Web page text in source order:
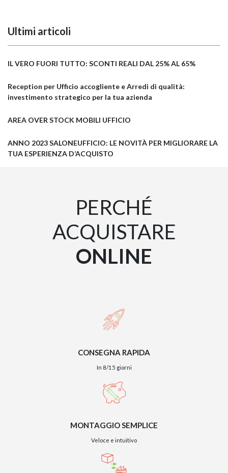
Ultimi articoli
IL VERO FUORI TUTTO: SCONTI REALI DAL 25% AL 65%
Reception per Ufficio accogliente e Arredi di qualità:
investimento strategico per la tua azienda
AREA OVER STOCK MOBILI UFFICIO
ANNO 2023 SALONEUFFICIO: LE NOVITÀ PER MIGLIORARE LA
TUA ESPERIENZA D’ACQUISTO
PERCHÉ
ACQUISTARE
ONLINE
CONSEGNA RAPIDA
In 8/15 giorni
MONTAGGIO SEMPLICE
Veloce e intuitivo